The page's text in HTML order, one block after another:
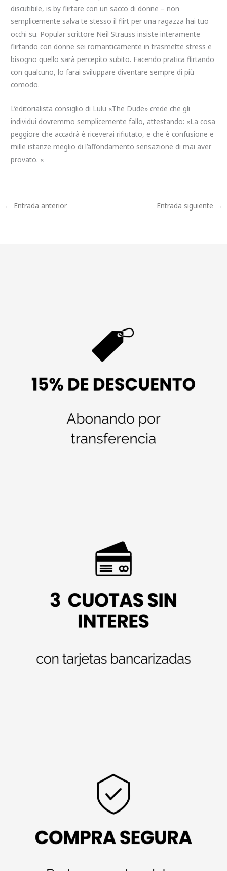
discutibile, is by flirtare con un sacco di donne – non
semplicemente salva te stesso il flirt per una ragazza hai tuo
occhi su. Popular scrittore Neil Strauss insiste interamente
flirtando con donne sei romanticamente in trasmette stress e
bisogno quello sarà percepito subito. Facendo pratica flirtando
con qualcuno, lo farai sviluppare diventare sempre di più
comodo.
L’editorialista consiglio di Lulu «The Dude» crede che gli
individui dovremmo semplicemente fallo, attestando: «La cosa
peggiore che accadrà è riceverai rifiutato, e che è confusione e
mille istanze meglio di l’affondamento sensazione di mai aver
provato. «
← Entrada anterior Entrada siguiente →